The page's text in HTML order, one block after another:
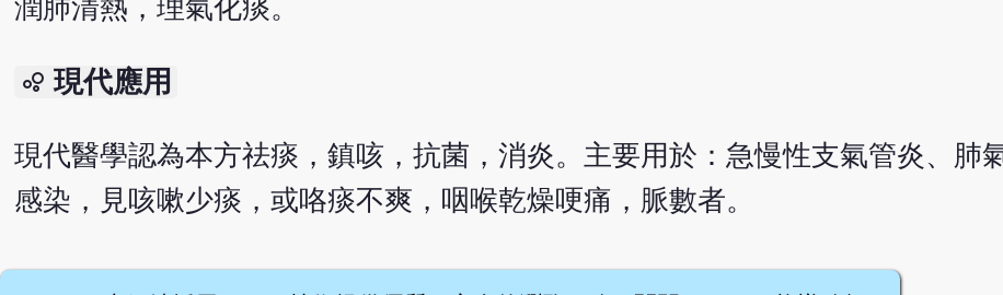
潤肺清熱，理氣化痰。
bubble_chart 現代應用
現代醫學認為本方祛痰，鎮咳，抗菌，消炎。主要用於：急慢性支氣管炎、肺
感染，見咳嗽少痰，或咯痰不爽，咽喉乾燥哽痛，脈數者。